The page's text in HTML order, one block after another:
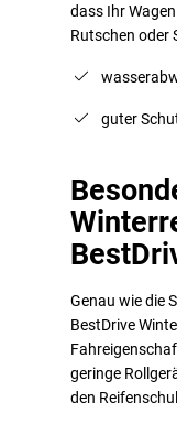
dass Ihr
Rutschen oder
guter
Genau wie die
BestDrive
geringe
den